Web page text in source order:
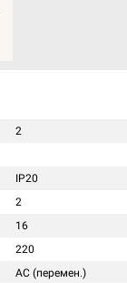
2
IP20
2
16
220
AC (перемен.)